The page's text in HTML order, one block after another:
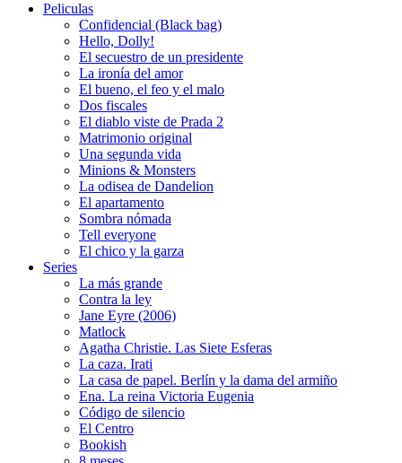
Peliculas
Confidencial (Black bag)
Hello, Dolly!
El secuestro de un presidente
La ironía del amor
El bueno, el feo y el malo
Dos fiscales
El diablo viste de Prada 2
Matrimonio original
Una segunda vida
Minions & Monsters
La odisea de Dandelion
El apartamento
Sombra nómada
Tell everyone
El chico y la garza
Series
La más grande
Contra la ley
Jane Eyre (2006)
Matlock
Agatha Christie. Las Siete Esferas
La caza. Irati
La casa de papel. Berlín y la dama del armiño
Ena. La reina Victoria Eugenia
Código de silencio
El Centro
Bookish